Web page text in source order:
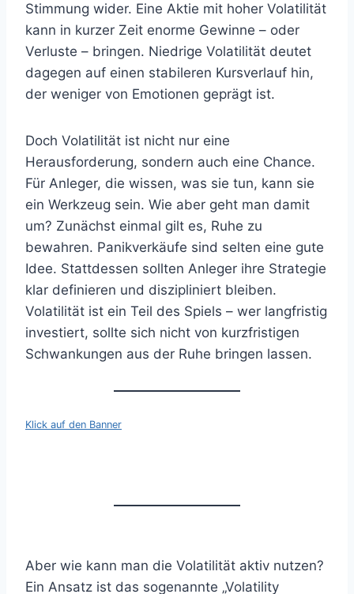
Stimmung wider. Eine Aktie mit hoher Volatilität
kann in kurzer Zeit enorme Gewinne – oder
Verluste – bringen. Niedrige Volatilität deutet
dagegen auf einen stabileren Kursverlauf hin,
der weniger von Emotionen geprägt ist.
Doch Volatilität ist nicht nur eine
Herausforderung, sondern auch eine Chance.
Für Anleger, die wissen, was sie tun, kann sie
ein Werkzeug sein. Wie aber geht man damit
um? Zunächst einmal gilt es, Ruhe zu
bewahren. Panikverkäufe sind selten eine gute
Idee. Stattdessen sollten Anleger ihre Strategie
klar definieren und diszipliniert bleiben.
Volatilität ist ein Teil des Spiels – wer langfristig
investiert, sollte sich nicht von kurzfristigen
Schwankungen aus der Ruhe bringen lassen.
Klick auf den Banner
Aber wie kann man die Volatilität aktiv nutzen?
Ein Ansatz ist das sogenannte „Volatility